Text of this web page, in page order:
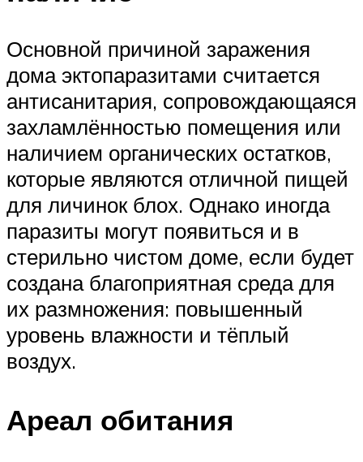
Основной причиной заражения
дома эктопаразитами считается
антисанитария, сопровождающаяся
захламлённостью помещения или
наличием органических остатков,
которые являются отличной пищей
для личинок блох. Однако иногда
паразиты могут появиться и в
стерильно чистом доме, если будет
создана благоприятная среда для
их размножения: повышенный
уровень влажности и тёплый
воздух.
Ареал обитания